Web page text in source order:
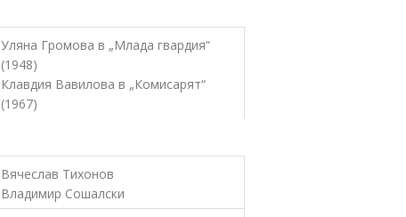
Уляна Громова в „Млада гвардия“
(1948)
Клавдия Вавилова в „Комисарят“
(1967)
Вячеслав Тихонов
Владимир Сошалски